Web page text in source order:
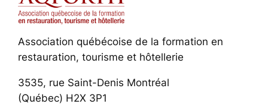
Association québécoise de la formation en
restauration, tourisme et hôtellerie
3535, rue Saint-Denis Montréal
(Québec) H2X 3P1